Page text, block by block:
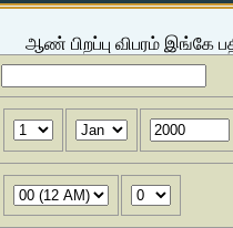
ஆண் பிறப்பு விபரம் இங்கே